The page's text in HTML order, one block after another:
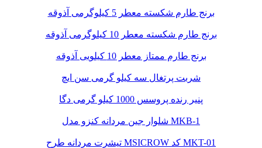
برنج طارم شکسته معطر 5 کیلوگرمی آذوقه
برنج طارم شکسته معطر 10 کیلوگرمی آذوقه
برنج طارم ممتاز معطر 10 کیلویی آذوقه
شربت پرتغال سه کیلو گرمی سن ایچ
پنیر رنده پروسس 1000 کیلو گرمی دگا
شلوار جین مردانه کنزو مدل MKB-1
تیشرت مردانه طرح MSICROW کد MKT-01